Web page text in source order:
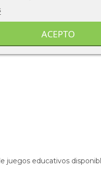
juegos educativos
ACEPTO